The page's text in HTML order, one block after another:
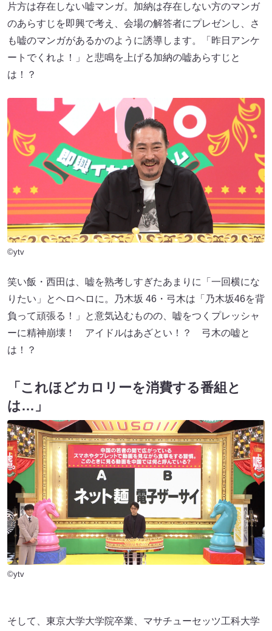
片方は存在しない嘘マンガ。加納は存在しない方のマンガ
のあらすじを即興で考え、会場の解答者にプレゼンし、さ
も嘘のマンガがあるかのように誘導します。「昨日アンケ
ートでくれよ！」と悲鳴を上げる加納の嘘あらすじと
は！？
©ytv
笑い飯・西田は、嘘を熟考しすぎたあまりに「一回横にな
りたい」とヘロヘロに。乃木坂 46・弓木は「乃木坂46を背
負って頑張る！」と意気込むものの、嘘をつくプレッシャ
ーに精神崩壊！ アイドルはあざとい！？ 弓木の嘘と
は！？
「これほどカロリーを消費する番組と
は…」
©ytv
そして、東京大学大学院卒業、マサチューセッツ工科大学